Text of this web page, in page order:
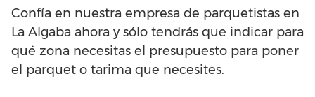
Confía en nuestra empresa de parquetistas en
La Algaba ahora y sólo tendrás que indicar para
qué zona necesitas el presupuesto para poner
el parquet o tarima que necesites.